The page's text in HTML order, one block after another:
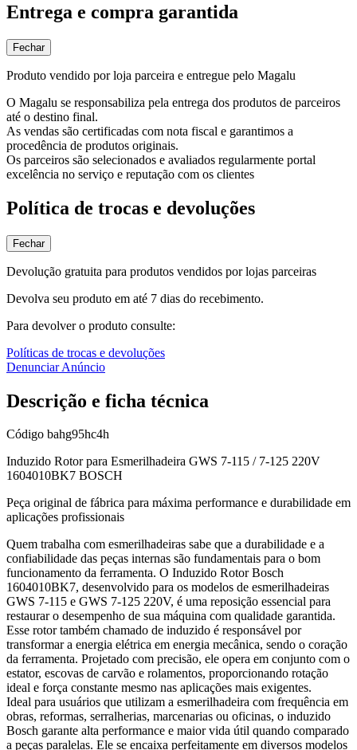
Entrega e compra garantida
Fechar
Produto vendido por loja parceira e entregue pelo Magalu
O Magalu se responsabiliza pela entrega dos produtos de parceiros
até o destino final.
As vendas são certificadas com nota fiscal e garantimos a
procedência de produtos originais.
Os parceiros são selecionados e avaliados regularmente portal
excelência no serviço e reputação com os clientes
Política de trocas e devoluções
Fechar
Devolução gratuita para produtos vendidos por lojas parceiras
Devolva seu produto em até 7 dias do recebimento.
Para devolver o produto consulte:
Políticas de trocas e devoluções
Denunciar Anúncio
Descrição e ficha técnica
Código bahg95hc4h
Induzido Rotor para Esmerilhadeira GWS 7-115 / 7-125 220V
1604010BK7 BOSCH
Peça original de fábrica para máxima performance e durabilidade em
aplicações profissionais
Quem trabalha com esmerilhadeiras sabe que a durabilidade e a
confiabilidade das peças internas são fundamentais para o bom
funcionamento da ferramenta. O Induzido Rotor Bosch
1604010BK7, desenvolvido para os modelos de esmerilhadeiras
GWS 7-115 e GWS 7-125 220V, é uma reposição essencial para
restaurar o desempenho de sua máquina com qualidade garantida.
Esse rotor também chamado de induzido é responsável por
transformar a energia elétrica em energia mecânica, sendo o coração
da ferramenta. Projetado com precisão, ele opera em conjunto com o
estator, escovas de carvão e rolamentos, proporcionando rotação
ideal e força constante mesmo nas aplicações mais exigentes.
Ideal para usuários que utilizam a esmerilhadeira com frequência em
obras, reformas, serralherias, marcenarias ou oficinas, o induzido
Bosch garante alta performance e maior vida útil quando comparado
a peças paralelas. Ele se encaixa perfeitamente em diversos modelos